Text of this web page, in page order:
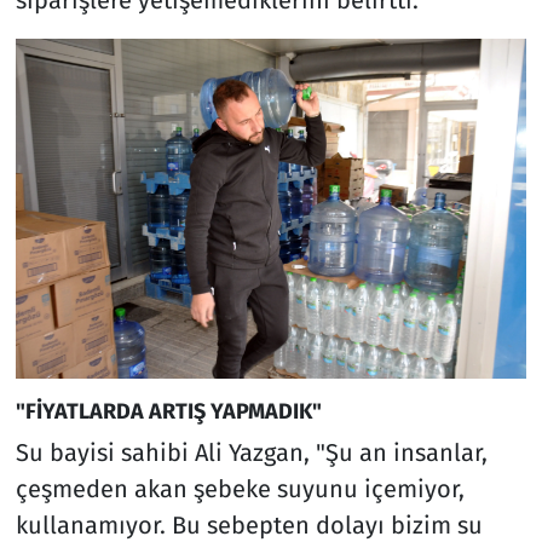
"FİYATLARDA ARTIŞ YAPMADIK"
Su bayisi sahibi Ali Yazgan, "Şu an insanlar,
çeşmeden akan şebeke suyunu içemiyor,
kullanamıyor. Bu sebepten dolayı bizim su